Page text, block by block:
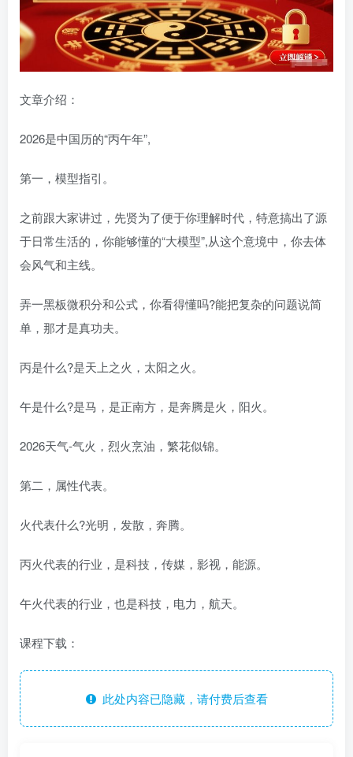
文章介绍：
2026是中国历的“丙午年”,
第一，模型指引。
之前跟大家讲过，先贤为了便于你理解时代，特意搞出了源
于日常生活的，你能够懂的“大模型”,从这个意境中，你去体
会风气和主线。
弄一黑板微积分和公式，你看得懂吗?能把复杂的问题说简
单，那才是真功夫。
丙是什么?是天上之火，太阳之火。
午是什么?是马，是正南方，是奔腾是火，阳火。
2026天气-气火，烈火烹油，繁花似锦。
第二，属性代表。
火代表什么?光明，发散，奔腾。
丙火代表的行业，是科技，传媒，影视，能源。
午火代表的行业，也是科技，电力，航天。
课程下载：
此处内容已隐藏，请付费后查看